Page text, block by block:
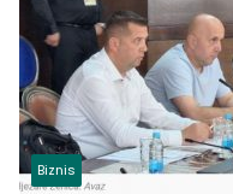
Biznis